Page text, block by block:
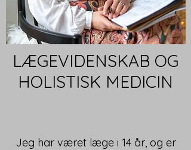
LÆGEVIDENSKAB OG
HOLISTISK MEDICIN
Jeg har været læge i 14 år, og er